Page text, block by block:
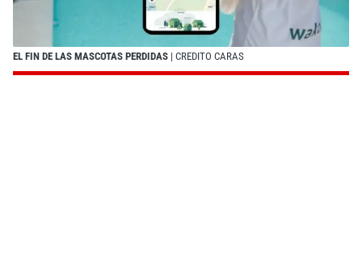
EL FIN DE LAS MASCOTAS PERDIDAS | CREDITO CARAS